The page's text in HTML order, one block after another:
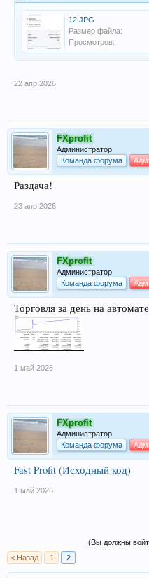
12.JPG
Размер файла:
Просмотров:
22 апр 2026
FXprofit
Администратор
Команда форума
Раздача!
23 апр 2026
FXprofit
Администратор
Команда форума
Торговля за день на
1 май 2026
FXprofit
Администратор
Команда форума
Fast Profit (Исходный код)
1 май 2026
(Вы должны
< Назад
1 2